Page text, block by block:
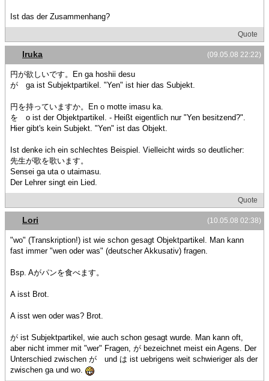
Ist das der Zusammenhang?
Quote
(09.05.08 22:22)
Iruka
円が欲しいです。En ga hoshii desu
が ga ist Subjektpartikel. "Yen" ist hier das Subjekt.
円を持っていますか。En o motte imasu ka.
を o ist der Objektpartikel. - Heißt eigentlich nur "Yen besitzend?".
Hier gibt's kein Subjekt. "Yen" ist das Objekt.
Ist denke ich ein schlechtes Beispiel. Vielleicht wirds so deutlicher:
先生が歌を歌います。
Sensei ga uta o utaimasu.
Der Lehrer singt ein Lied.
Quote
(10.05.08 02:38)
Lori
"wo" (Transkription!) ist wie schon gesagt Objektpartikel. Man kann
fast immer "wen oder was" (deutscher Akkusativ) fragen.
Bsp. Aがパンを食べます。
A isst Brot.
A isst wen oder was? Brot.
が ist Subjektpartikel, wie auch schon gesagt wurde. Man kann oft,
aber nicht immer mit "wer" Fragen, が bezeichnet meist ein Agens. Der
Unterschied zwischen が und は ist uebrigens weit schwieriger als der
zwischen ga und wo.